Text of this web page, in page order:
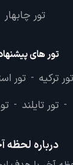
تور چابهار
تور های
تور ترکیه تور
تور تایلند
درباره لحظه